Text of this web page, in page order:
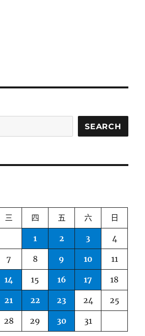
SEARCH
三 四 五 六 日
1 2 3 4
7 8 9 10 11
14 15 16 17 18
21 22 23 24 25
28 29 30 31